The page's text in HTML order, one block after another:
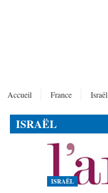
Accueil France Israël
ISRAËL
ISRAËL